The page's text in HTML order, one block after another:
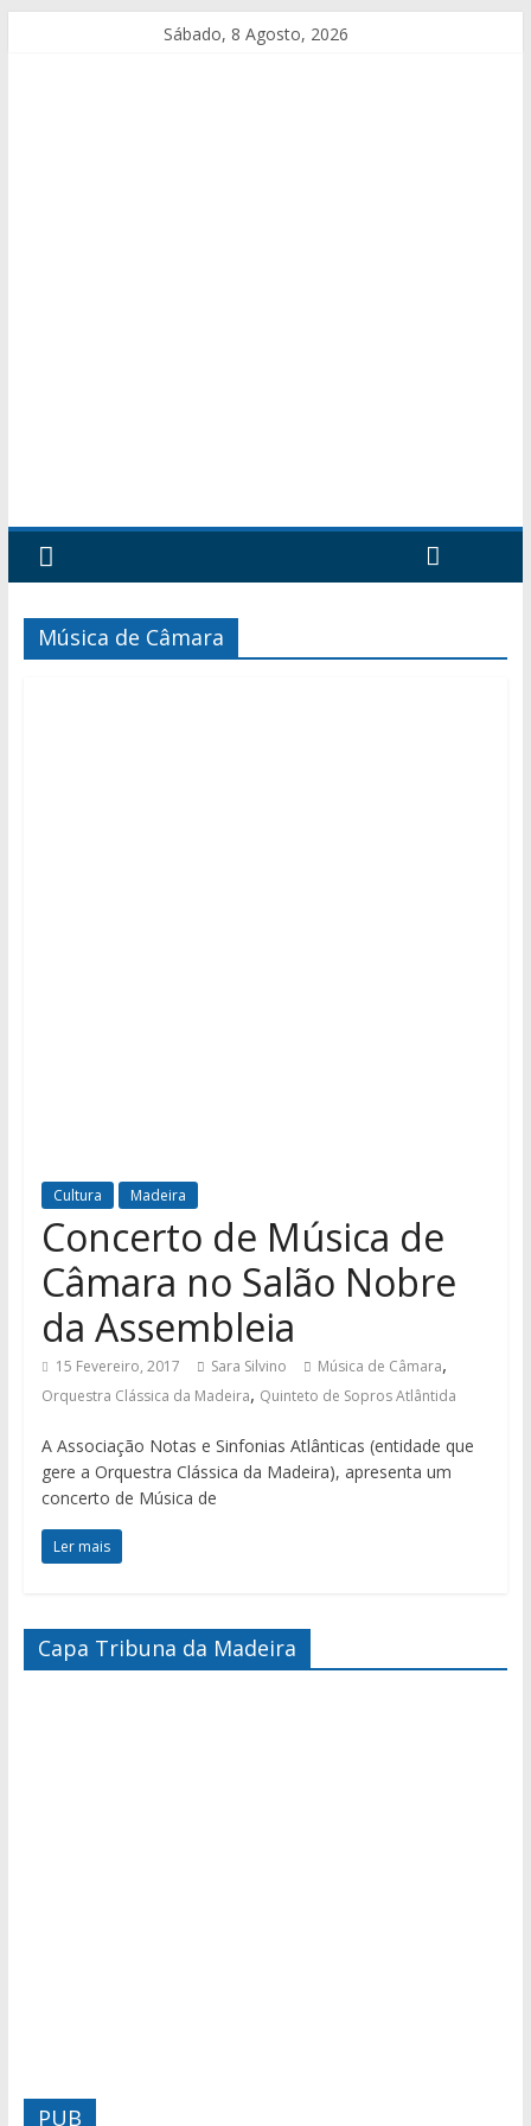
Sábado, 8 Agosto, 2026
Música de Câmara
Cultura Madeira
Concerto de Música de
Câmara no Salão Nobre
da Assembleia
15 Fevereiro, 2017 Sara Silvino Música de Câmara,
Orquestra Clássica da Madeira, Quinteto de Sopros Atlântida
A Associação Notas e Sinfonias Atlânticas (entidade que
gere a Orquestra Clássica da Madeira), apresenta um
concerto de Música de
Ler mais
Capa Tribuna da Madeira
PUB